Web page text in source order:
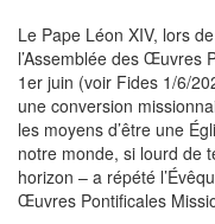
Le Pape Léon XIV, lors
l’Assemblée des Œuvres
1er juin (voir Fides 1/6/
une conversion
les moyens d’être une
notre monde, si lourd de
horizon – a répété
Œuvres Pontificales